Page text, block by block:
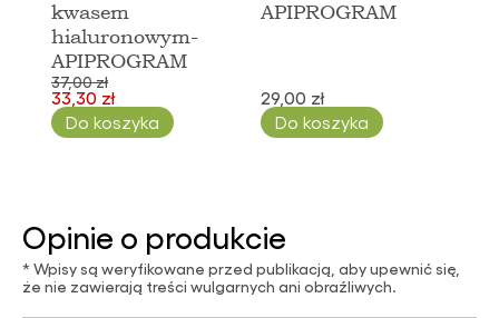
kwasem
hialuronowym-
APIPROGRAM
37,00 zł
33,30 zł
Do koszyka
APIPROGRAM
29,00 zł
Do koszyka
Opinie o produkcie
* Wpisy są weryfikowane przed publikacją, aby upewnić się,
że nie zawierają treści wulgarnych ani obraźliwych.